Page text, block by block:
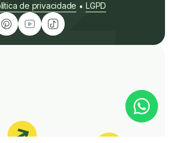
de privacidade • LGPD